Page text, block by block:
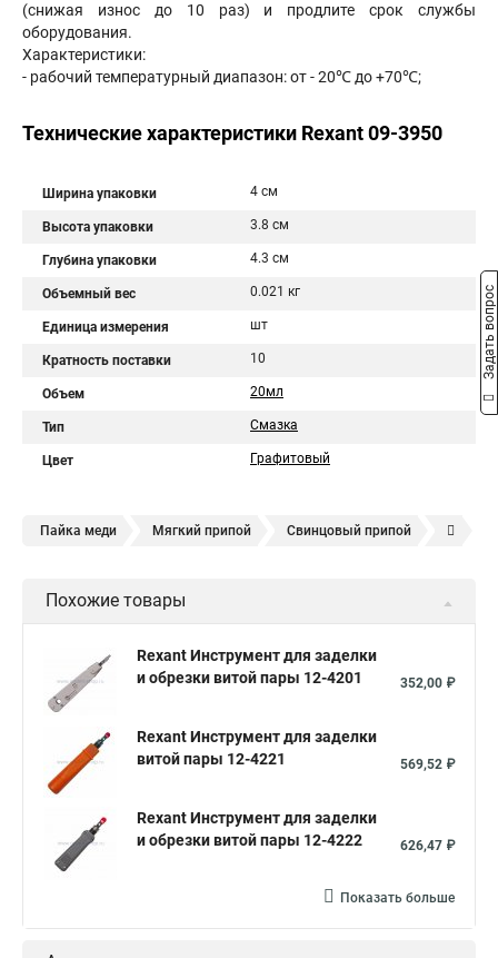
(снижая износ до 10 раз) и продлите срок службы
оборудования.
Характеристики:
- рабочий температурный диапазон: от - 20℃ до +70℃;
Технические характеристики Rexant 09-3950
Ширина упаковки 4 см
Высота упаковки 3.8 см
Глубина упаковки 4.3 см
Объемный вес 0.021 кг
Единица измерения шт
Кратность поставки 10
Объем 20мл
Тип Смазка
Цвет Графитовый
Пайка меди Мягкий припой Свинцовый припой
Серебряный припой
Припой гост Пайка алюминия Паяльная кислота
Флюс для пайки
Пайка металлов Пайка проводов
Похожие товары
Rexant Инструмент для заделки
и обрезки витой пары 12-4201
352,00 ₽
Rexant Инструмент для заделки
витой пары 12-4221
569,52 ₽
Rexant Инструмент для заделки
и обрезки витой пары 12-4222
626,47 ₽
Показать больше
Задать вопрос